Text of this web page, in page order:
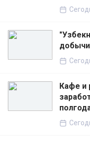
добычи
Кафе и